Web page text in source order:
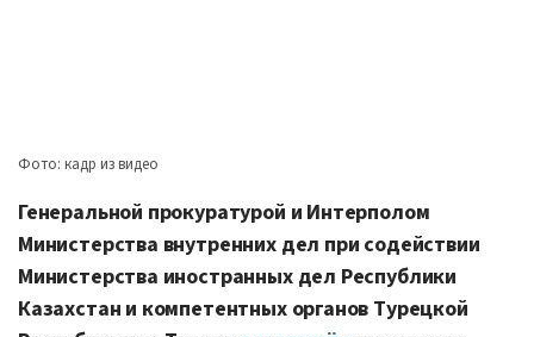
Фото: кадр из видео
Генеральной прокуратурой и Интерполом
Министерства внутренних дел при содействии
Министерства иностранных дел Республики
Казахстан и компетентных органов Турецкой